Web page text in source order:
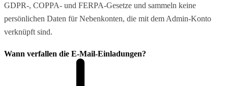
GDPR-, COPPA- und FERPA-Gesetze und sammeln keine
persönlichen Daten für Nebenkonten, die mit dem Admin-Konto
verknüpft sind.
Wann verfallen die E-Mail-Einladungen?